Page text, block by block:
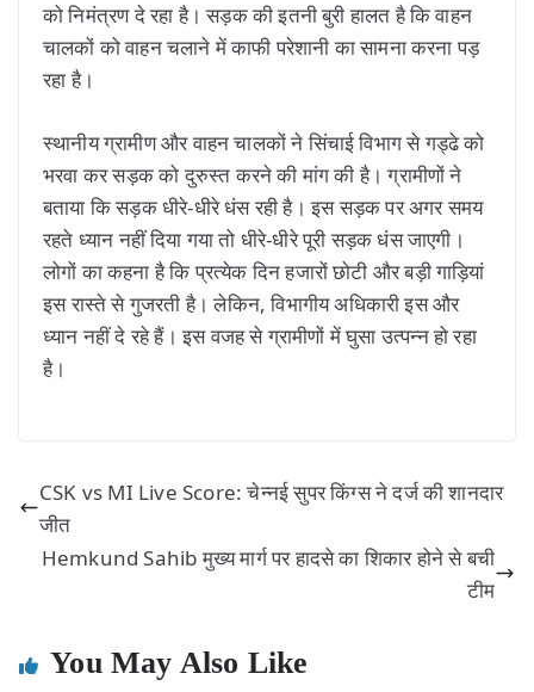
को निमंत्रण दे रहा है। सड़क की इतनी बुरी हालत है कि वाहन
चालकों को वाहन चलाने में काफी परेशानी का सामना करना पड़
रहा है।
स्थानीय ग्रामीण और वाहन चालकों ने सिंचाई विभाग से गड्ढे को
भरवा कर सड़क को दुरुस्त करने की मांग की है। ग्रामीणों ने
बताया कि सड़क धीरे-धीरे धंस रही है। इस सड़क पर अगर समय
रहते ध्यान नहीं दिया गया तो धीरे-धीरे पूरी सड़क धंस जाएगी।
लोगों का कहना है कि प्रत्येक दिन हजारों छोटी और बड़ी गाड़ियां
इस रास्ते से गुजरती है। लेकिन, विभागीय अधिकारी इस और
ध्यान नहीं दे रहे हैं। इस वजह से ग्रामीणों में घुसा उत्पन्न हो रहा
है।
CSK vs MI Live Score: चेन्नई सुपर किंग्स ने दर्ज की शानदार
जीत
Hemkund Sahib मुख्य मार्ग पर हादसे का शिकार होने से बची
टीम
You May Also Like